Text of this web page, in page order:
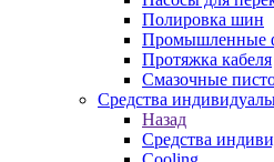
Полировка шин
Промышленные
Протяжка кабеля
Смазочные
Средства
Назад
Средства